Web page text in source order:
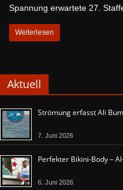
Spannung erwartete 27.
Weiterlesen
Aktuell
Strömung erfasst Ali
7. Juni 2026
Perfekter Bikini-Body –
6. Juni 2026